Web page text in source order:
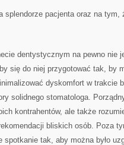
splendorze pacjenta oraz na tym,
dentystycznym na pewno nie
się do niej przygotować tak, by
dyskomfort w trakcie
solidnego stomatologa.
kontrahentów, ale także
bliskich osób. Poza
spotkanie tak, aby można było